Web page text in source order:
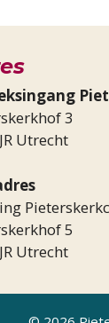
3
Utrecht
5
Utrecht